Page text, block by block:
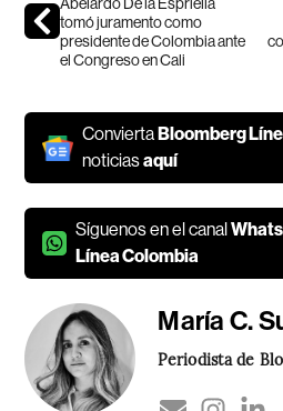
Abelardo De la Espriella
tomó juramento como
presidente de Colombia ante
el Congreso en Cali
Convierta Bloomberg
noticiasaquí
Síguenos en el canal
Línea Colombia
María C.
Periodista de